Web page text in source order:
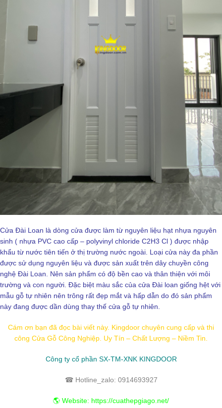
Cửa Đài Loan là dòng cửa được làm từ nguyên liệu hạt nhựa nguyên
sinh ( nhựa PVC cao cấp – polyvinyl chloride C2H3 Cl ) được nhập
khẩu từ nước tiên tiến ở thị trường nước ngoài. Loại cửa này đa phần
được sử dụng nguyên liệu và được sản xuất trên dây chuyền công
nghệ Đài Loan. Nên sản phẩm có độ bền cao và thân thiện với môi
trường và con người. Đặc biệt màu sắc của cửa Đài loan giống hệt với
mẫu gỗ tự nhiên nên trông rất đẹp mắt và hấp dẫn do đó sản phẩm
này đang được dần dùng thay thế cửa gỗ tự nhiên.
Cám ơn bạn đã đọc bài viết này. Kingdoor chuyên cung cấp và thi
công Cửa Gỗ Công Nghiệp. Uy Tín – Chất Lượng – Niềm Tin.
Công ty cổ phần SX-TM-XNK KINGDOOR
☎ Hotline_zalo: 0914693927
🌎 Website: https://cuathepgiago.net/